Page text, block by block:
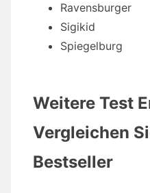
Ravensburger
Sigikid
Spiegelburg
Weitere Test
Vergleichen
Bestseller